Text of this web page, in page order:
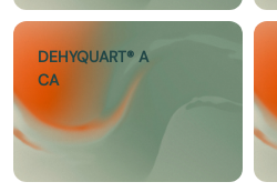
DEHYQUART® A
CA